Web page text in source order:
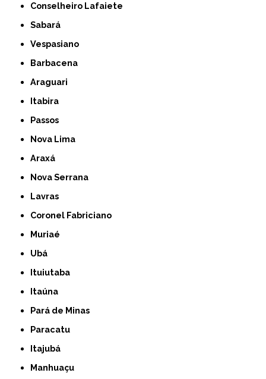
Conselheiro Lafaiete
Sabará
Vespasiano
Barbacena
Araguari
Itabira
Passos
Nova Lima
Araxá
Nova Serrana
Lavras
Coronel Fabriciano
Muriaé
Ubá
Ituiutaba
Itaúna
Pará de Minas
Paracatu
Itajubá
Manhuaçu